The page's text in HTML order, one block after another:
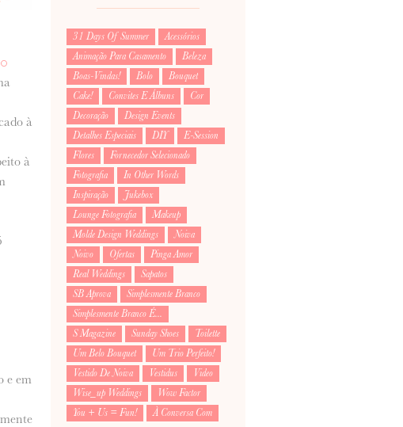
à
à
e em
31 Days Of Summer
Acessórios
Animação Para Casamento
Beleza
Boas-Vindas!
Bolo
Bouquet
Cake!
Convites E Álbuns
Cor
Decoração
Design Events
Detalhes Especiais
DIY
E-Session
Flores
Fornecedor Selecionado
Fotografia
In Other Words
Inspiração
Jukebox
Lounge Fotografia
Makeup
Molde Design Weddings
Noiva
Noivo
Ofertas
Pinga Amor
Real Weddings
Sapatos
SB Aprova
Simplesmente Branco
Simplesmente Branco É...
S Magazine
Sunday Shoes
Toilette
Um Belo Bouquet
Um Trio Perfeito!
Vestido De Noiva
Vestidus
Video
Wise_up Weddings
Wow Factor
You + Us = Fun!
À Conversa Com